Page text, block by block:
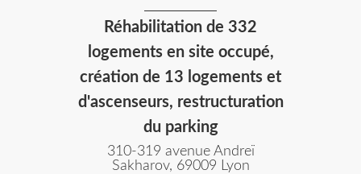
Réhabilitation de 332
logements en site occupé,
création de 13 logements et
d'ascenseurs, restructuration
du parking
310-319 avenue Andreï
Sakharov, 69009 Lyon